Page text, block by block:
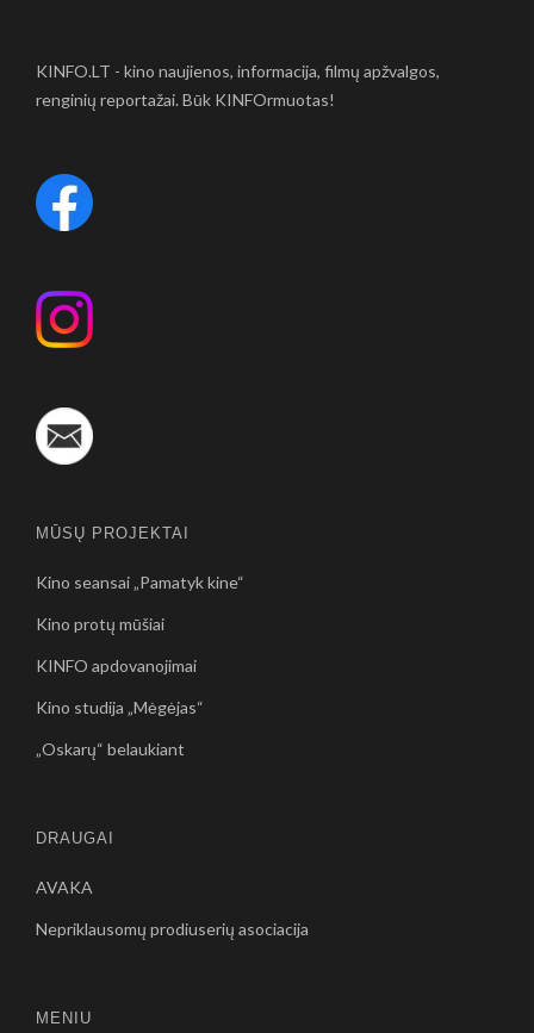
KINFO.LT - kino naujienos, informacija, filmų apžvalgos,
renginių reportažai. Būk KINFOrmuotas!
MŪSŲ PROJEKTAI
Kino seansai „Pamatyk kine“
Kino protų mūšiai
KINFO apdovanojimai
Kino studija „Mėgėjas“
„Oskarų“ belaukiant
DRAUGAI
AVAKA
Nepriklausomų prodiuserių asociacija
MENIU